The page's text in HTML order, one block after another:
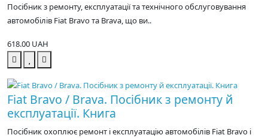
Посібник з ремонту, експлуатації та технічного обслуговування
автомобілів Fiat Bravo та Brava, що ви..
618.00 UAH
Fiat Bravo / Bravа. Посібник з ремонту й
експлуатації. Книга
Посібник охоплює ремонт і експлуатацію автомобілів Fiat Bravo і